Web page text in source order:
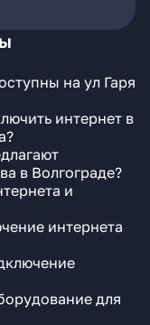
на ул Гаря
интернет в
в Волгограде?
и
интернета
для